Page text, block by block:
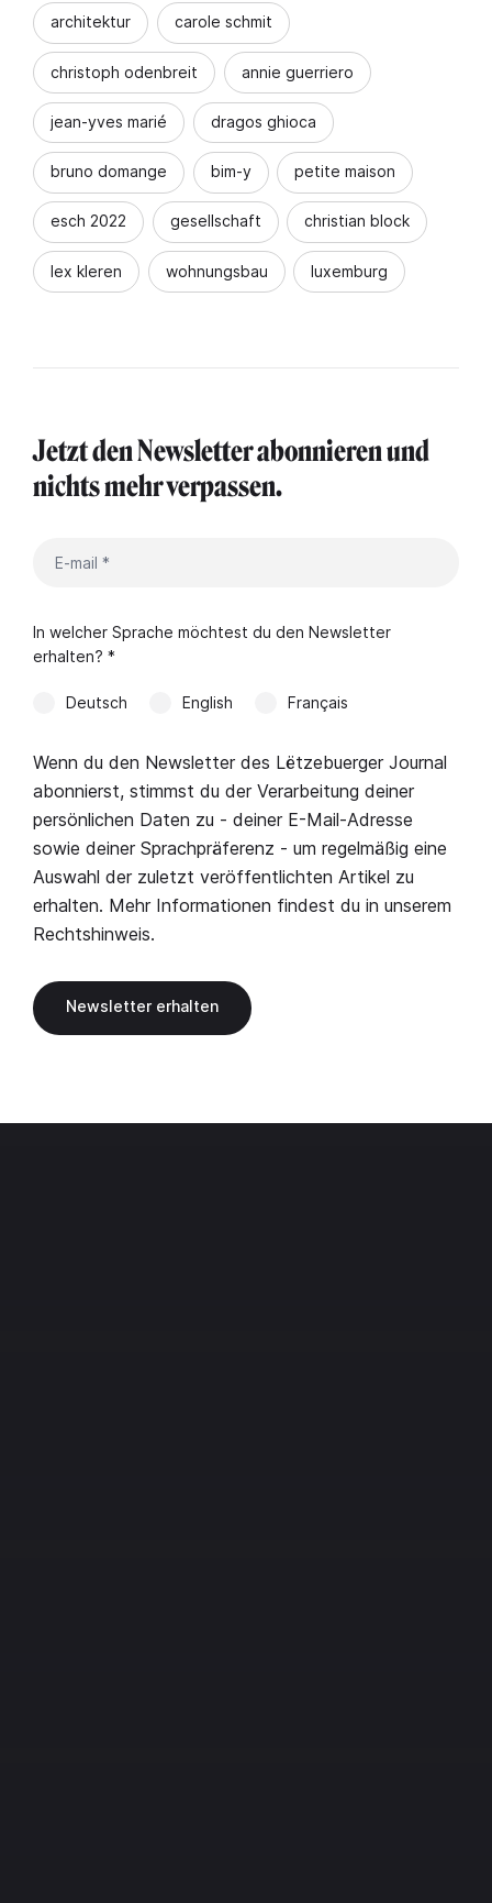
architektur carole schmit
christoph odenbreit annie guerriero
jean-yves marié dragos ghioca
bruno domange bim-y petite maison
esch 2022 gesellschaft christian block
lex kleren wohnungsbau luxemburg
Jetzt den Newsletter abonnieren und
nichts mehr verpassen.
In welcher Sprache möchtest du den Newsletter
erhalten? *
Deutsch English Français
Wenn du den Newsletter des Lëtzebuerger Journal
abonnierst, stimmst du der Verarbeitung deiner
persönlichen Daten zu - deiner E-Mail-Adresse
sowie deiner Sprachpräferenz - um regelmäßig eine
Auswahl der zuletzt veröffentlichten Artikel zu
erhalten. Mehr Informationen findest du in unserem
Rechtshinweis.